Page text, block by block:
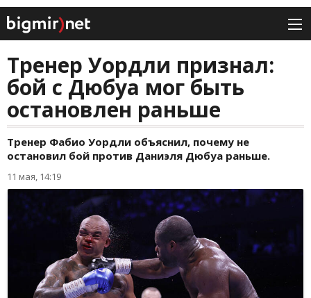
Тренер Уордли признал:
бой с Дюбуа мог быть
остановлен раньше
Тренер Фабио Уордли объяснил, почему не
остановил бой против Даниэля Дюбуа раньше.
11 мая, 14:19